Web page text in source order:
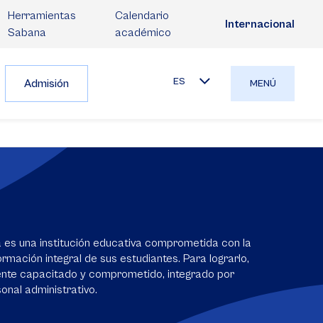
Herramientas
Sabana
Calendario
académico
Internacional
Admisión ES MENÚ
es una institución educativa comprometida con la
integral de sus estudiantes. Para lograrlo,
capacitado y comprometido, integrado por
administrativo.